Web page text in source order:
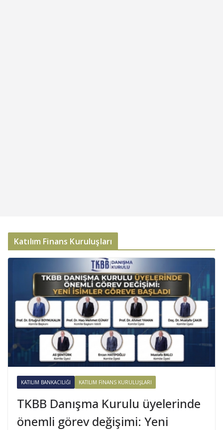
Katılım Finans Kuruluşları
KATILIM BANKACILIĞI KATILIM FINANS KURULUŞLARI
TKBB Danışma Kurulu üyelerinde
önemli görev değişimi: Yeni